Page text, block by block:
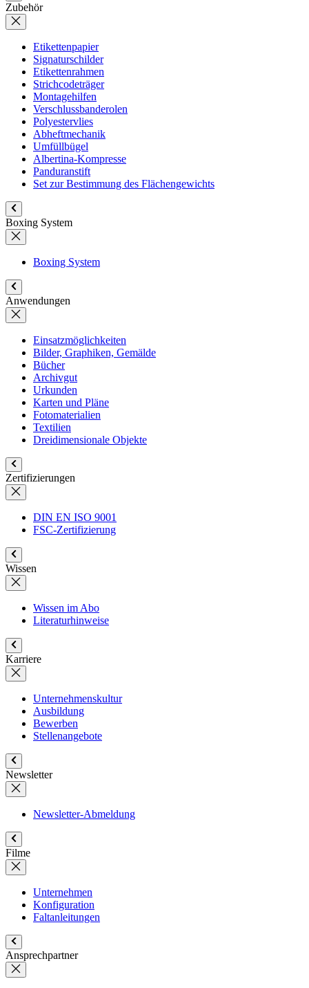
Zubehör
Etikettenpapier
Signaturschilder
Etikettenrahmen
Strichcodeträger
Montagehilfen
Verschlussbanderolen
Polyestervlies
Abheftmechanik
Umfüllbügel
Albertina-Kompresse
Panduranstift
Set zur Bestimmung des Flächengewichts
Boxing System
Boxing System
Anwendungen
Einsatzmöglichkeiten
Bilder, Graphiken, Gemälde
Bücher
Archivgut
Urkunden
Karten und Pläne
Fotomaterialien
Textilien
Dreidimensionale Objekte
Zertifizierungen
DIN EN ISO 9001
FSC-Zertifizierung
Wissen
Wissen im Abo
Literaturhinweise
Karriere
Unternehmenskultur
Ausbildung
Bewerben
Stellenangebote
Newsletter
Newsletter-Abmeldung
Filme
Unternehmen
Konfiguration
Faltanleitungen
Ansprechpartner